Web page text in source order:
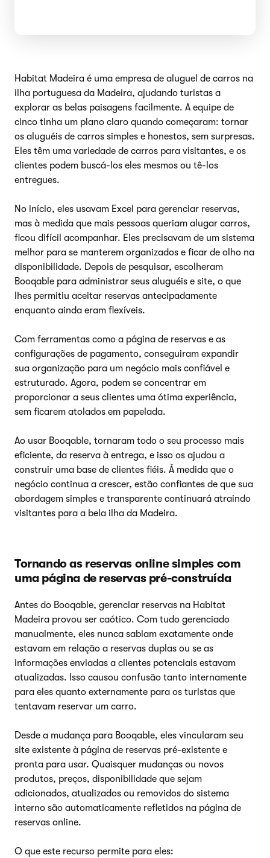
Habitat Madeira é uma empresa de aluguel de carros na
ilha portuguesa da Madeira, ajudando turistas a
explorar as belas paisagens facilmente. A equipe de
cinco tinha um plano claro quando começaram: tornar
os aluguéis de carros simples e honestos, sem surpresas.
Eles têm uma variedade de carros para visitantes, e os
clientes podem buscá-los eles mesmos ou tê-los
entregues.
No início, eles usavam Excel para gerenciar reservas,
mas à medida que mais pessoas queriam alugar carros,
ficou difícil acompanhar. Eles precisavam de um sistema
melhor para se manterem organizados e ficar de olho na
disponibilidade. Depois de pesquisar, escolheram
Booqable para administrar seus aluguéis e site, o que
lhes permitiu aceitar reservas antecipadamente
enquanto ainda eram flexíveis.
Com ferramentas como a página de reservas e as
configurações de pagamento, conseguiram expandir
sua organização para um negócio mais confiável e
estruturado. Agora, podem se concentrar em
proporcionar a seus clientes uma ótima experiência,
sem ficarem atolados em papelada.
Ao usar Booqable, tornaram todo o seu processo mais
eficiente, da reserva à entrega, e isso os ajudou a
construir uma base de clientes fiéis. À medida que o
negócio continua a crescer, estão confiantes de que sua
abordagem simples e transparente continuará atraindo
visitantes para a bela ilha da Madeira.
Tornando as reservas online simples com
uma página de reservas pré-construída
Antes do Booqable, gerenciar reservas na Habitat
Madeira provou ser caótico. Com tudo gerenciado
manualmente, eles nunca sabiam exatamente onde
estavam em relação a reservas duplas ou se as
informações enviadas a clientes potenciais estavam
atualizadas. Isso causou confusão tanto internamente
para eles quanto externamente para os turistas que
tentavam reservar um carro.
Desde a mudança para Booqable, eles vincularam seu
site existente à página de reservas pré-existente e
pronta para usar. Quaisquer mudanças ou novos
produtos, preços, disponibilidade que sejam
adicionados, atualizados ou removidos do sistema
interno são automaticamente refletidos na página de
reservas online.
O que este recurso permite para eles: